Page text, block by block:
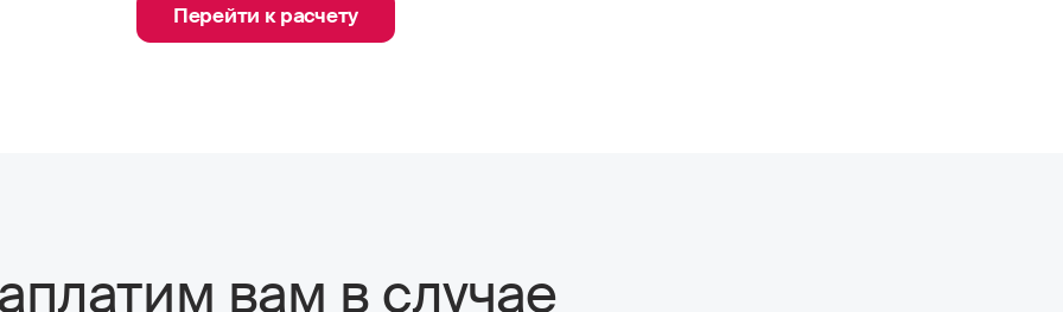
Перейти к расчету
вам в случае